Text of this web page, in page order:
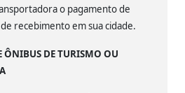
o pagamento de
recebimento em sua cidade.
ÔNIBUS DE TURISMO OU